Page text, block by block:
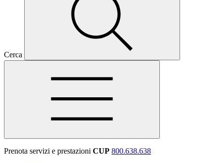
Cerca
Prenota servizi e prestazioni CUP 800.638.638